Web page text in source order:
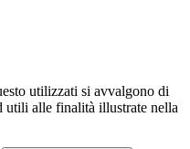
utilizzati si avvalgono di
utili alle finalità illustrate nella